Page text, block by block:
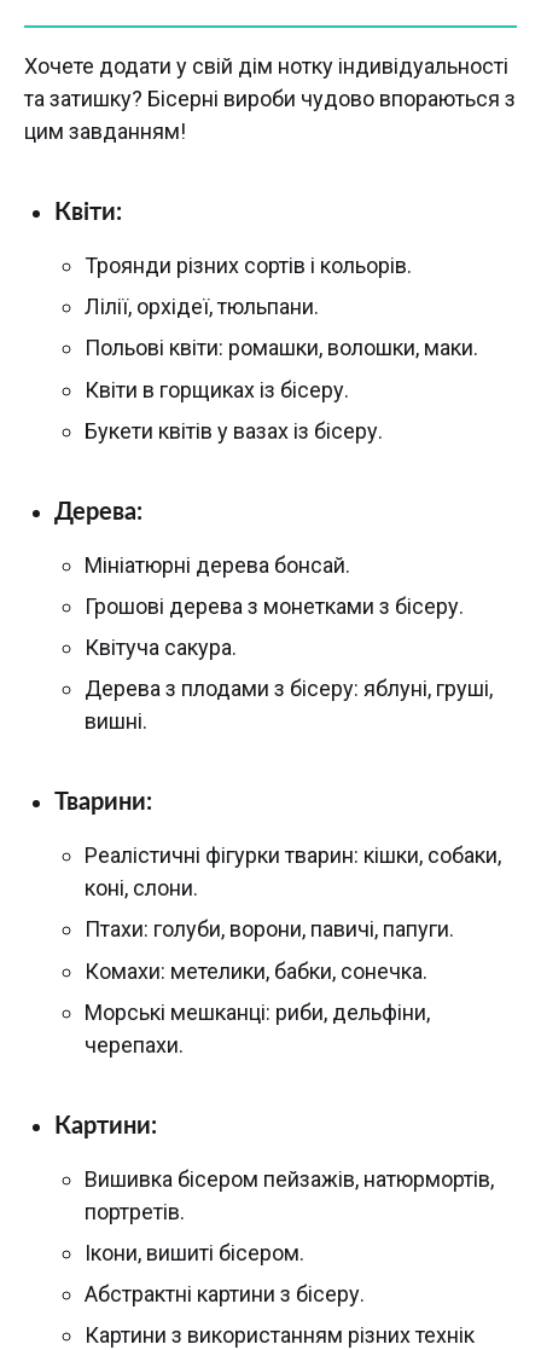
Хочете додати у свій дім нотку індивідуальності
та затишку? Бісерні вироби чудово впораються з
цим завданням!
Квіти:
Троянди різних сортів і кольорів.
Лілії, орхідеї, тюльпани.
Польові квіти: ромашки, волошки, маки.
Квіти в горщиках із бісеру.
Букети квітів у вазах із бісеру.
Дерева:
Мініатюрні дерева бонсай.
Грошові дерева з монетками з бісеру.
Квітуча сакура.
Дерева з плодами з бісеру: яблуні, груші,
вишні.
Тварини:
Реалістичні фігурки тварин: кішки, собаки,
коні, слони.
Птахи: голуби, ворони, павичі, папуги.
Комахи: метелики, бабки, сонечка.
Морські мешканці: риби, дельфіни,
черепахи.
Картини:
Вишивка бісером пейзажів, натюрмортів,
портретів.
Ікони, вишиті бісером.
Абстрактні картини з бісеру.
Картини з використанням різних технік